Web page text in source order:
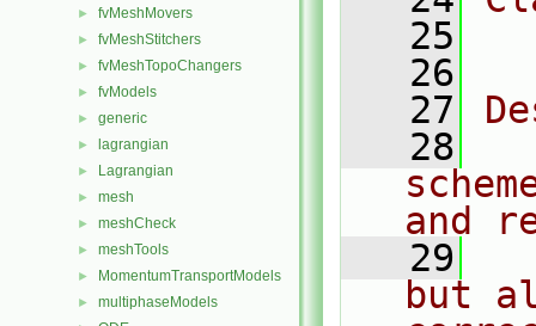
► fvMeshMovers
► fvMeshStitchers
► fvMeshTopoChangers
► fvModels
► generic
► lagrangian
► Lagrangian
► mesh
► meshCheck
► meshTools
► MomentumTransportModels
► multiphaseModels
   25
   26
   27
   28
and
   29
but